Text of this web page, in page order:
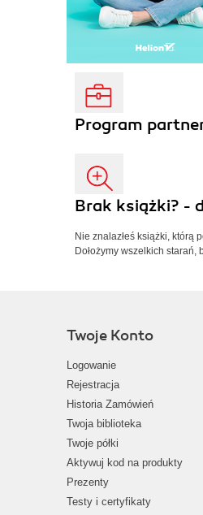
Program
Brak książki? -
Nie znalazłeś książki, którą
Dołożymy wszelkich starań,
Twoje Konto
Logowanie
Rejestracja
Historia Zamówień
Twoja biblioteka
Twoje półki
Aktywuj kod na produkty
Prezenty
Testy i certyfikaty